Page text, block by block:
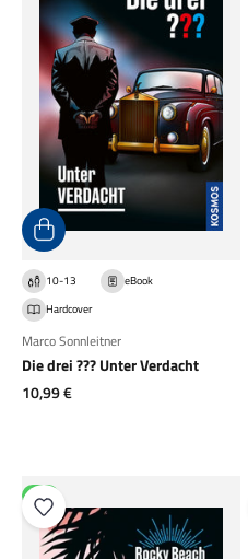
10-13
eBook
Hardcover
Marco Sonnleitner
Die drei ??? Unter Verdacht
Angebot
10,99 €
NEU